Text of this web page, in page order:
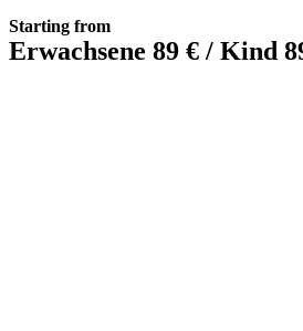
Starting from
Erwachsene 89 € / Kind